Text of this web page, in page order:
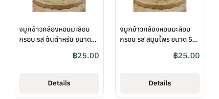
จมูกข้าวกล้องหอมมะลิอบ
กรอบ รส ต้นตำหรับ ขนาด
฿25.00
Details
จมูกข้าวกล้องหอมมะลิอบ
กรอบ รส สมุนไพร ขนาด 50
฿25.00
Details